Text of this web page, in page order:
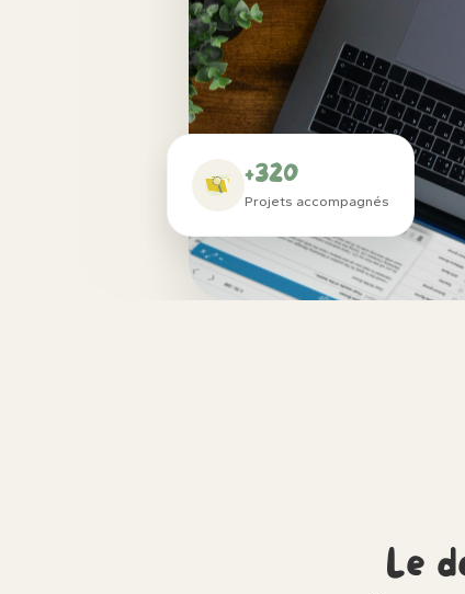
+320
Projets accompagnés
Le